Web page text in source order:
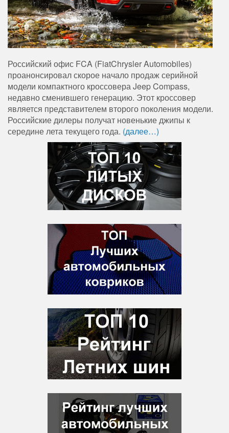
Российский офис FCA (FiatChrysler Automobiles)
проанонсировал скорое начало продаж серийной
модели компактного кроссовера Jeep Compass,
недавно сменившего генерацию. Этот кроссовер
является представителем второго поколения модели.
Российские дилеры получат новенькие джипы к
середине лета текущего года. (далее…)